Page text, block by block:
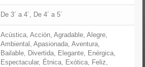
De 3´ a 4´, De 4´ a 5´
Acústica, Acción, Agradable, Alegre,
Ambiental, Apasionada, Aventura,
Bailable, Divertida, Elegante, Enérgica,
Espectacular, Étnica, Exótica, Feliz,